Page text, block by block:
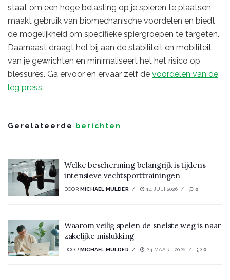
staat om een hoge belasting op je spieren te plaatsen,
maakt gebruik van biomechanische voordelen en biedt
de mogelijkheid om specifieke spiergroepen te targeten.
Daarnaast draagt het bij aan de stabiliteit en mobiliteit
van je gewrichten en minimaliseert het het risico op
blessures. Ga ervoor en ervaar zelf de voordelen van de
leg press.
Gerelateerde berichten
Welke bescherming belangrijk is tijdens
intensieve vechtsporttrainingen
DOOR MICHAEL MULDER 14 JULI 2026 0
Waarom veilig spelen de snelste weg is naar
zakelijke mislukking
DOOR MICHAEL MULDER 24 MAART 2026 0